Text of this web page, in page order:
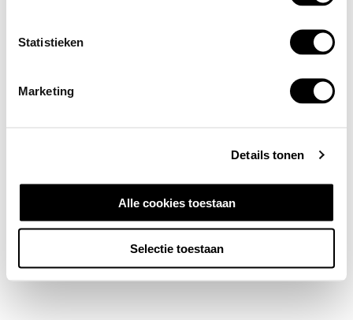
Statistieken
Marketing
Details tonen
Alle cookies toestaan
Selectie toestaan